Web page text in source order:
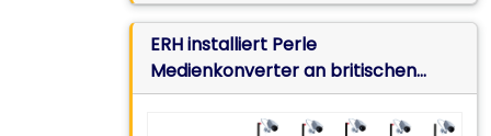
ERH installiert Perle
Medienkonverter an britischen
„Smart Motorway“-Schnellstraßen